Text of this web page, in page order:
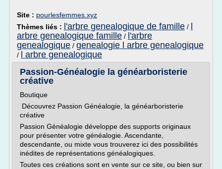
Site : pourlesfemmes.xyz
Thèmes liés :
l'arbre genealogique de famille /
arbre genealogique famille / l'arbre
genealogique / genealogie l arbre genealogique
/
l arbre genealogique
Passion-Généalogie la généarboristerie
créative
Boutique
Découvrez Passion Généalogie, la généarboristerie
créative
Passion Généalogie développe des supports originaux
pour présenter votre généalogie. Ascendante,
descendante, ou mixte vous trouverez ici des possibilités
inédites de représentations généalogiques.
Toutes ces créations sont en vente sur ce site, ou bien sur